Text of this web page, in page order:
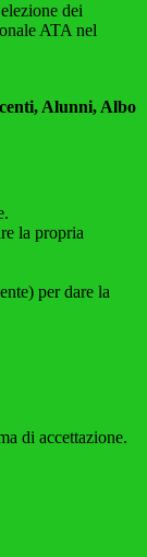
dei
ATA nel
Alunni, Albo
la propria
per dare la
di accettazione.